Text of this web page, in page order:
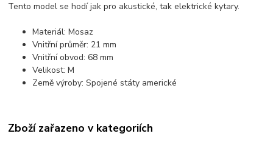
Tento model se hodí jak pro akustické, tak elektrické kytary.
Materiál: Mosaz
Vnitřní průměr: 21 mm
Vnitřní obvod: 68 mm
Velikost: M
Země výroby: Spojené státy americké
Zboží zařazeno v kategoriích